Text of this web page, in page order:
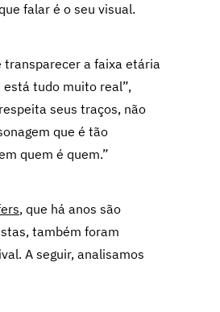
falar é o seu visual.
transparecer a faixa etária
está tudo muito real”,
seus traços, não
que é tão
quem é quem.”
, que há anos são
também foram
A seguir, analisamos